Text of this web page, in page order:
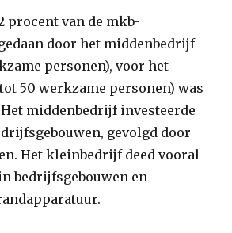
procent van de mkb-
door het middenbedrijf
personen), voor het
50 werkzame personen) was
middenbedrijf investeerde
gevolgd door
Het kleinbedrijf deed vooral
bedrijfsgebouwen en